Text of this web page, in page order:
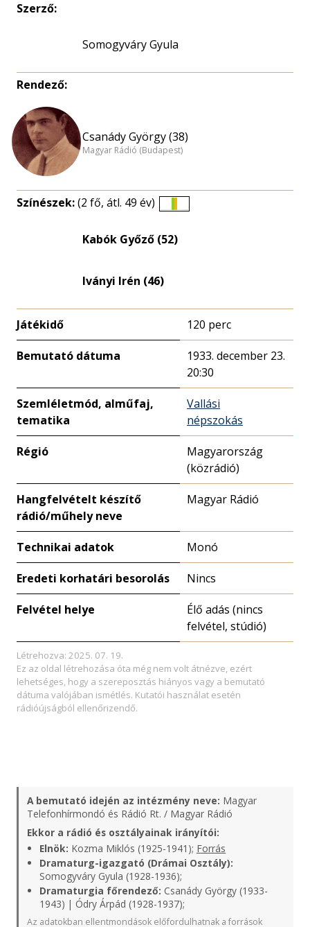
Szerző:
Somogyváry Gyula
Rendező:
Csanády György (38)
Magyar Rádió (Budapest)
Színészek:(2 fő, átl. 49 év)
eloszlás
Kabók Győző (52)
Iványi Irén (46)
Játékidő 120 perc
Bemutató dátuma
1933. december 23.
20:30
Szemléletmód, alműfaj,
tematika
Vallási
népszokás
Régió
Magyarország
(közrádió)
Hangfelvételt készítő
rádió/műhely neve
Magyar Rádió
Technikai adatok Monó
Eredeti korhatári besorolás Nincs
Felvétel helye
Élő adás (nincs
felvétel, stúdió)
Létrehozva: 2025. 07. 19.
Ez az oldal létrehozása óta még nem volt átnézve, ezért
lehetséges, hogy a szereposztás hiányos vagy a bemutató
dátuma valójában ismétlés. Kutatói használat esetén
rádióújságból ellenőrizendő.
A bemutató idején az intézmény neve: Magyar
Telefonhírmondó és Rádió Rt. / Magyar Rádió
Ekkor a rádió és osztályainak irányítói:
Elnök: Kozma Miklós (1925-1941); Forrás
Dramaturg-igazgató (Drámai Osztály):
Somogyváry Gyula (1928-1936);
Dramaturgia főrendező: Csanády György (1933-
1943) | Ódry Árpád (1928-1937);
Az adatokban ellentmondások előfordulhatnak a források